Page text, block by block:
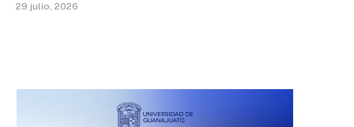
29 julio, 2026